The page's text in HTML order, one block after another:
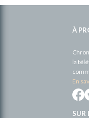
À
la
En
SUR